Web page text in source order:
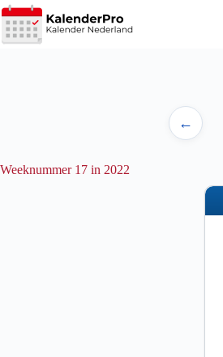
Ga
naar
de
←
Weeknummer 17 in 2022